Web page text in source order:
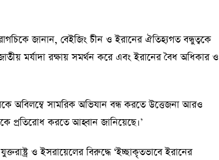
জানান, বেইজিং চীন ও ইরানের ঐতিহ্যগত বন্ধুত্বকে
মর্যাদা রক্ষায় সমর্থন করে এবং ইরানের বৈধ অধিকার ও
অবিলম্বে সামরিক অভিযান বন্ধ করতে উত্তেজনা আরও
প্রতিরোধ করতে আহ্বান জানিয়েছে।’
ও ইসরায়েলের বিরুদ্ধে ‘ইচ্ছাকৃতভাবে ইরানের